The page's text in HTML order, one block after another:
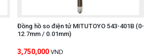
Đồng hồ so điện tử MITUTOYO 543-401B (0-
12.7mm / 0.01mm)
3,750,000 VND